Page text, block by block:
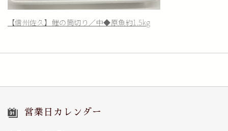
【信州佐久】鯉の筒切り／中◆原魚約1.5kg
営業日カレンダー